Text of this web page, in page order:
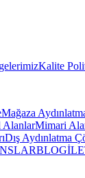
Kalite
Mağaza
AlanlarMimari
Dış Aydınlatma
BLOG